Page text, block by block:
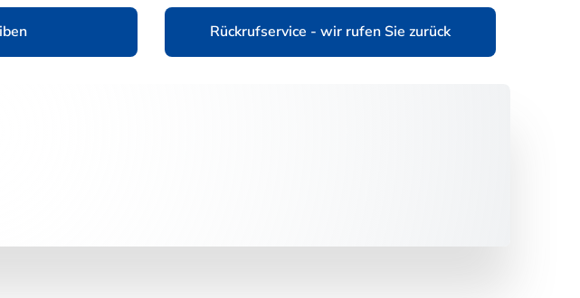
Rückrufservice - wir rufen Sie zurück